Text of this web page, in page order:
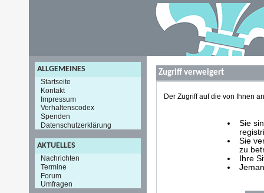
ALLGEMEINES
Startseite
Kontakt
Impressum
Verhaltenscodex
Spenden
Datenschutzerklärung
AKTUELLES
Nachrichten
Termine
Forum
Umfragen
Zugriff verweigert
Der Zugriff auf die von Ihnen
Sie
Sie
zu
Ihre